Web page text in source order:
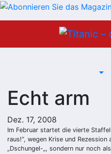
Echt arm
Dez. 17, 2008
Im Februar startet die vierte
raus!“, wegen Krise und
„Dschungel-„, sondern nur noch